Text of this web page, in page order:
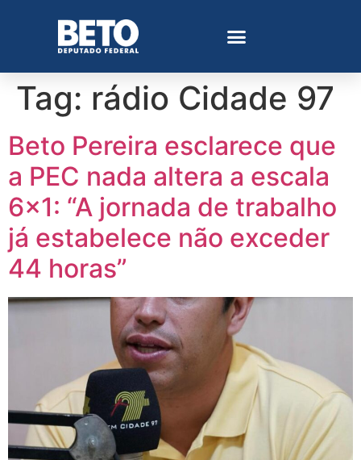
Tag: rádio Cidade 97
Beto Pereira esclarece que
a PEC nada altera a escala
6×1: “A jornada de trabalho
já estabelece não exceder
44 horas”